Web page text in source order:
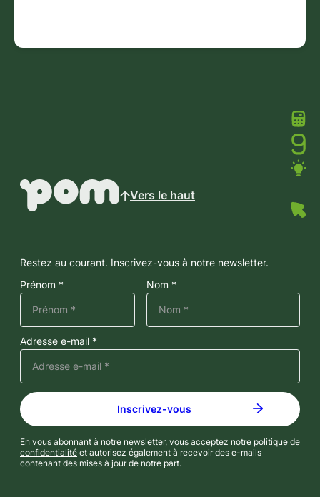
Vers le haut
Restez au courant. Inscrivez-vous à notre newsletter.
Prénom *
Nom *
Adresse e-mail *
En vous abonnant à notre newsletter, vous acceptez notre politique de
confidentialité et autorisez également à recevoir des e-mails
contenant des mises à jour de notre part.